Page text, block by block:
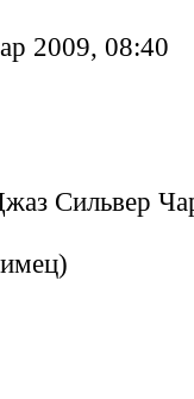
2009, 08:40
Сильвер